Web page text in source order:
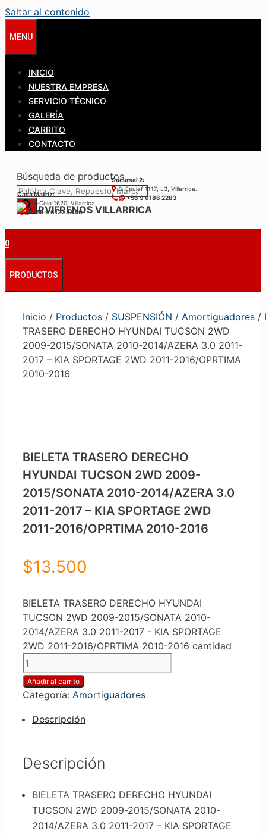
Saltar al contenido
MENU
INICIO
NUESTRA EMPRESA
SERVICIO TÉCNICO
GALERÍA
CARRITO
CONTACTO
Búsqueda de productos
Casa Matríz:
Colo-Colo 1620, Villarrica.
+56 9 6122 3840
Sucursal 2:
S. Epulef 1117, L3, Villarrica.
+56 9 6186 2283
0
PRODUCTOS
Inicio / Productos / SUSPENSIÓN / Amortiguadores /
TRASERO DERECHO HYUNDAI TUCSON 2WD
2009-2015/SONATA 2010-2014/AZERA 3.0 2011-
2017 – KIA SPORTAGE 2WD 2011-2016/OPRTIMA
2010-2016
BIELETA TRASERO DERECHO
HYUNDAI TUCSON 2WD 2009-
2015/SONATA 2010-2014/AZERA 3.0
2011-2017 – KIA SPORTAGE 2WD
2011-2016/OPRTIMA 2010-2016
$13.500
BIELETA TRASERO DERECHO HYUNDAI
TUCSON 2WD 2009-2015/SONATA 2010-
2014/AZERA 3.0 2011-2017 - KIA SPORTAGE
2WD 2011-2016/OPRTIMA 2010-2016 cantidad
Añadir al carrito
Categoría: Amortiguadores
Descripción
Descripción
BIELETA TRASERO DERECHO HYUNDAI
TUCSON 2WD 2009-2015/SONATA 2010-
2014/AZERA 3.0 2011-2017 – KIA SPORTAGE